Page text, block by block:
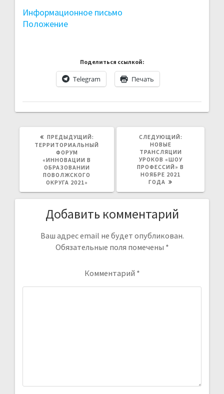
Информационное письмо
Положение
Поделиться ссылкой:
Telegram Печать
ПРЕДЫДУЩИЙ:
ЗАПИСЬ:
ТЕРРИТОРИАЛЬНЫЙ
ФОРУМ
«ИННОВАЦИИ В
ОБРАЗОВАНИИ
ПОВОЛЖСКОГО
ОКРУГА 2021»
СЛЕДУЮЩИЙ:
НОВЫЕ
ТРАНСЛЯЦИИ
УРОКОВ «ШОУ
ПРОФЕССИЙ» В
НОЯБРЕ 2021
ГОДА
Добавить комментарий
Ваш адрес email не будет опубликован.
Обязательные поля помечены *
Комментарий *